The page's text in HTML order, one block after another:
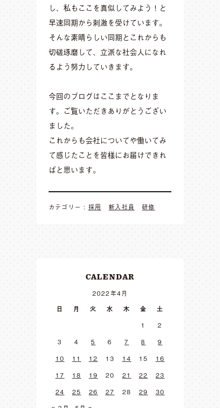
し、私もここを真似してみよう！と
早速同期から刺激を受けています。
そんな素晴らしい同期とこれからも
切磋琢磨して、立派な社会人になれ
るよう努力していきます。
今回のブログはここまでとなりま
す。ご覧いただきありがとうござい
ました。
これからも会社についてや働いてみ
て感じたことを皆様にお届けできれ
ばと思います。
カテゴリー : 採用 新入社員 研修
CALENDAR
2022年4月
日
月 火 水 木 金
土
1
2
3
4 5 6 7 8
9
10
11 12 13 14 15
16
17
18 19 20 21 22
23
24
25 26 27 28 29
30